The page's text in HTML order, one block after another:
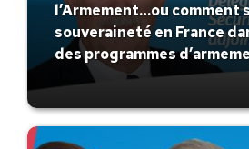
l’Armement…ou comment
souveraineté en France
des programmes